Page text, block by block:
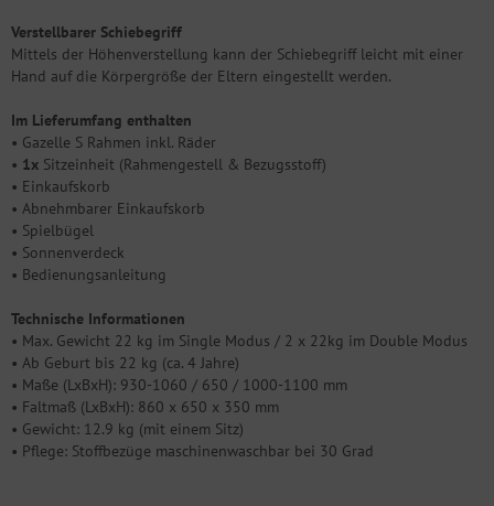
Verstellbarer Schiebegriff
Mittels der Höhenverstellung kann der Schiebegriff leicht mit einer
Hand auf die Körpergröße der Eltern eingestellt werden.
Im Lieferumfang enthalten
• Gazelle S Rahmen inkl. Räder
• 1x Sitzeinheit (Rahmengestell & Bezugsstoff)
• Einkaufskorb
• Abnehmbarer Einkaufskorb
• Spielbügel
• Sonnenverdeck
• Bedienungsanleitung
Technische Informationen
• Max. Gewicht 22 kg im Single Modus / 2 x 22kg im Double Modus
• Ab Geburt bis 22 kg (ca. 4 Jahre)
• Maße (LxBxH): 930-1060 / 650 / 1000-1100 mm
• Faltmaß (LxBxH): 860 x 650 x 350 mm
• Gewicht: 12.9 kg (mit einem Sitz)
• Pflege: Stoffbezüge maschinenwaschbar bei 30 Grad